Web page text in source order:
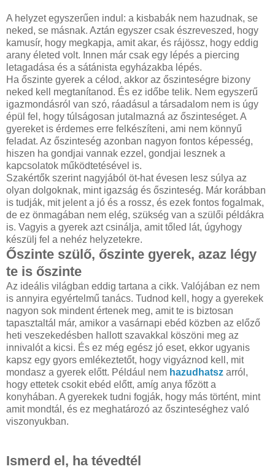
A helyzet egyszerűen indul: a kisbabák nem hazudnak, se
neked, se másnak. Aztán egyszer csak észreveszed, hogy
kamusír, hogy megkapja, amit akar, és rájössz, hogy eddig
arany életed volt. Innen már csak egy lépés a piercing
letagadása és a sátánista egyházakba lépés.
Ha őszinte gyerek a célod, akkor az őszinteségre bizony
neked kell megtanítanod. És ez időbe telik. Nem egyszerű
igazmondásról van szó, ráadásul a társadalom nem is úgy
épül fel, hogy túlságosan jutalmazná az őszinteséget. A
gyereket is érdemes erre felkészíteni, ami nem könnyű
feladat. Az őszinteség azonban nagyon fontos képesség,
hiszen ha gondjai vannak ezzel, gondjai lesznek a
kapcsolatok működtetésével is.
Szakértők szerint nagyjából öt-hat évesen lesz súlya az
olyan dolgoknak, mint igazság és őszinteség. Már korábban
is tudják, mit jelent a jó és a rossz, és ezek fontos fogalmak,
de ez önmagában nem elég, szükség van a szülői példákra
is. Vagyis a gyerek azt csinálja, amit tőled lát, úgyhogy
készülj fel a nehéz helyzetekre.
Őszinte szülő, őszinte gyerek, azaz légy
te is őszinte
Az ideális világban eddig tartana a cikk. Valójában ez nem
is annyira egyértelmű tanács. Tudnod kell, hogy a gyerekek
nagyon sok mindent értenek meg, amit te is biztosan
tapasztaltál már, amikor a vasárnapi ebéd közben az előző
heti veszekedésben hallott szavakkal köszöni meg az
innivalót a kicsi. És ez még egész jó eset, ekkor ugyanis
kapsz egy gyors emlékeztetőt, hogy vigyáznod kell, mit
mondasz a gyerek előtt. Például nem hazudhatsz arról,
hogy ettetek csokit ebéd előtt, amíg anya főzött a
konyhában. A gyerekek tudni fogják, hogy más történt, mint
amit mondtál, és ez meghatározó az őszinteséghez való
viszonyukban.
Ismerd el, ha tévedtél